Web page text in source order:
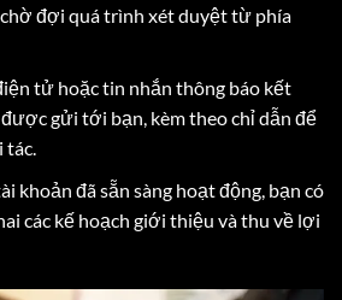
chờ đợi quá trình xét duyệt từ phía
tử hoặc tin nhắn thông báo kết
gửi tới bạn, kèm theo chỉ dẫn để
tác.
khoản đã sẵn sàng hoạt động, bạn có
các kế hoạch giới thiệu và thu về lợi